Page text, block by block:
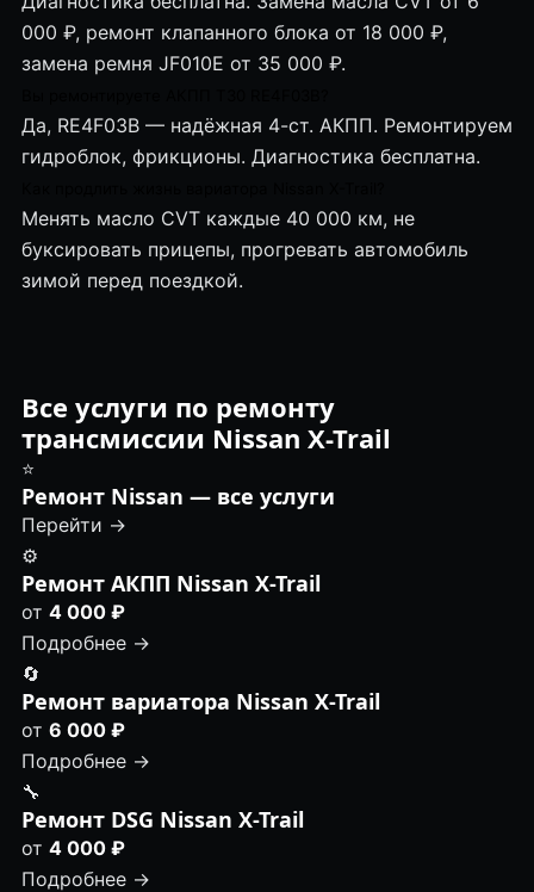
000 ₽, ремонт клапанного блока от 18 000 ₽,
замена ремня JF010E от 35 000 ₽.
Да, RE4F03B — надёжная 4-ст. АКПП. Ремонтируем
гидроблок, фрикционы. Диагностика бесплатна.
Менять масло CVT каждые 40 000 км, не
буксировать прицепы, прогревать автомобиль
зимой перед поездкой.
Все услуги по ремонту
трансмиссии Nissan X-Trail
⭐
Ремонт Nissan — все услуги
Перейти →
⚙️
Ремонт АКПП Nissan X-Trail
от 4 000 ₽
Подробнее →
🔄
Ремонт вариатора Nissan X-Trail
от 6 000 ₽
Подробнее →
🔧
Ремонт DSG Nissan X-Trail
от 4 000 ₽
Подробнее →